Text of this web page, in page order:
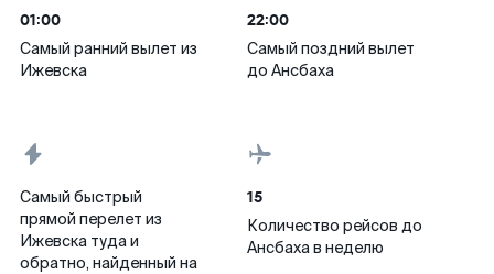
01:00
Самый ранний вылет из
Ижевска
22:00
Самый поздний вылет
до Ансбаха
Самый быстрый
прямой перелет из
Ижевска туда и
обратно, найденный на
15
Количество рейсов до
Ансбаха в неделю